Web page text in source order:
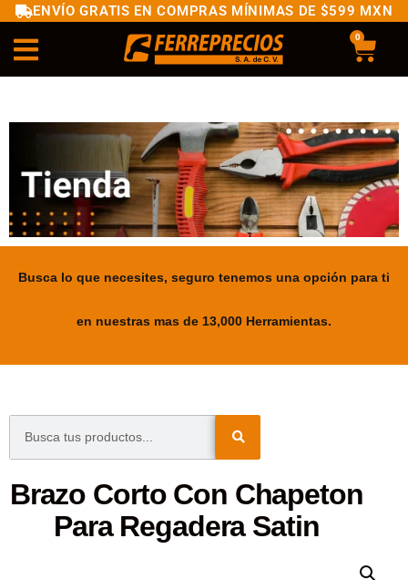
ENVÍO GRATIS EN COMPRAS MÍNIMAS DE $599 MXN
0
Busca lo que necesites, seguro tenemos una opción para ti
en nuestras mas de 13,000 Herramientas.
Brazo Corto Con Chapeton
Para Regadera Satin